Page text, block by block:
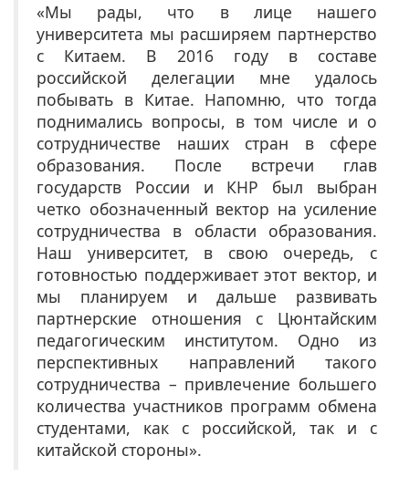
«Мы рады, что в лице нашего
университета мы расширяем партнерство
с Китаем. В 2016 году в составе
российской делегации мне удалось
побывать в Китае. Напомню, что тогда
поднимались вопросы, в том числе и о
сотрудничестве наших стран в сфере
образования. После встречи глав
государств России и КНР был выбран
четко обозначенный вектор на усиление
сотрудничества в области образования.
Наш университет, в свою очередь, с
готовностью поддерживает этот вектор, и
мы планируем и дальше развивать
партнерские отношения с Цюнтайским
педагогическим институтом. Одно из
перспективных направлений такого
сотрудничества – привлечение большего
количества участников программ обмена
студентами, как с российской, так и с
китайской стороны».